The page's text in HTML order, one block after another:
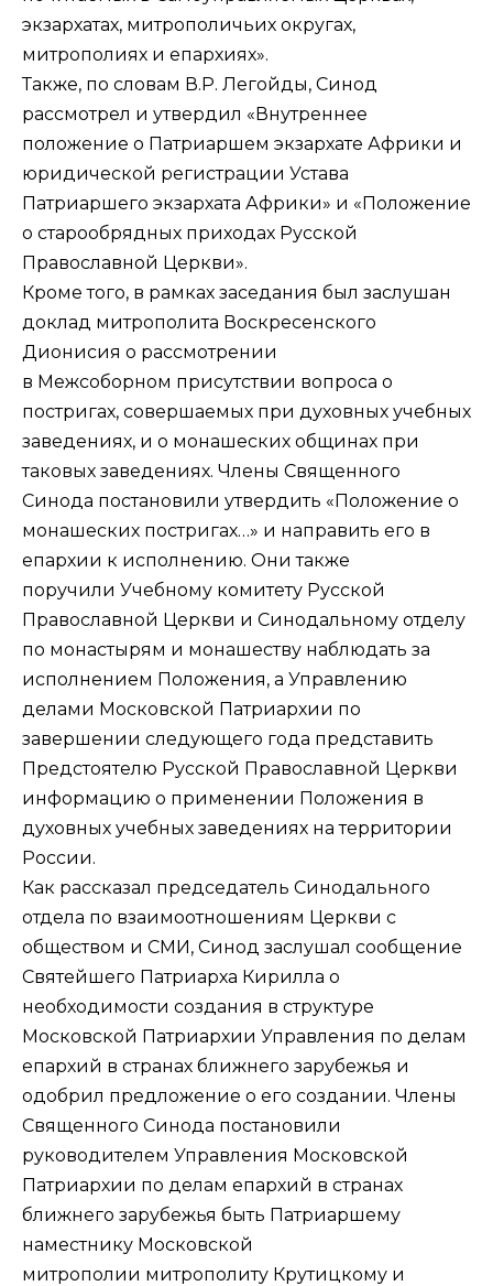
экзархатах, митрополичьих округах,
митрополиях и епархиях».
Также, по словам В.Р. Легойды, Синод
рассмотрел и утвердил «Внутреннее
положение о Патриаршем экзархате Африки и
юридической регистрации Устава
Патриаршего экзархата Африки» и «Положение
о старообрядных приходах Русской
Православной Церкви».
Кроме того, в рамках заседания был заслушан
доклад митрополита Воскресенского
Дионисия о рассмотрении
в Межсоборном присутствии вопроса о
постригах, совершаемых при духовных учебных
заведениях, и о монашеских общинах при
таковых заведениях. Члены Священного
Синода постановили утвердить «Положение о
монашеских постригах…» и направить его в
епархии к исполнению. Они также
поручили Учебному комитету Русской
Православной Церкви и Синодальному отделу
по монастырям и монашеству наблюдать за
исполнением Положения, а Управлению
делами Московской Патриархии по
завершении следующего года представить
Предстоятелю Русской Православной Церкви
информацию о применении Положения в
духовных учебных заведениях на территории
России.
Как рассказал председатель Синодального
отдела по взаимоотношениям Церкви с
обществом и СМИ, Синод заслушал сообщение
Святейшего Патриарха Кирилла о
необходимости создания в структуре
Московской Патриархии Управления по делам
епархий в странах ближнего зарубежья и
одобрил предложение о его создании. Члены
Священного Синода постановили
руководителем Управления Московской
Патриархии по делам епархий в странах
ближнего зарубежья быть Патриаршему
наместнику Московской
митрополии митрополиту Крутицкому и